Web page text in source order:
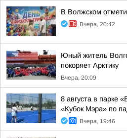
В Волжском
Вчера, 20:42
Юный житель
покоряет Арктику
Вчера, 20:09
8 августа в парке
«Кубок Мэра» по
Вчера, 19:46